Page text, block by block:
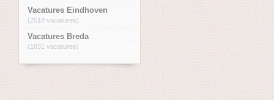
Vacatures Eindhoven
(2518 vacatures)
Vacatures Breda
(1831 vacatures)